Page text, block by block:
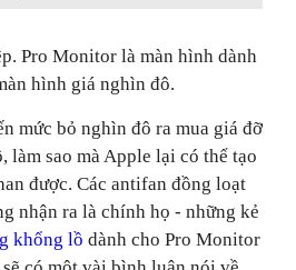
Pro Monitor là màn hình dành
hình giá nghìn đô.
mức bỏ nghìn đô ra mua giá đỡ
làm sao mà Apple lại có thể tạo
được. Các antifan đồng loạt
nhận ra là chính họ - những kẻ
khổng lồ dành cho Pro Monitor